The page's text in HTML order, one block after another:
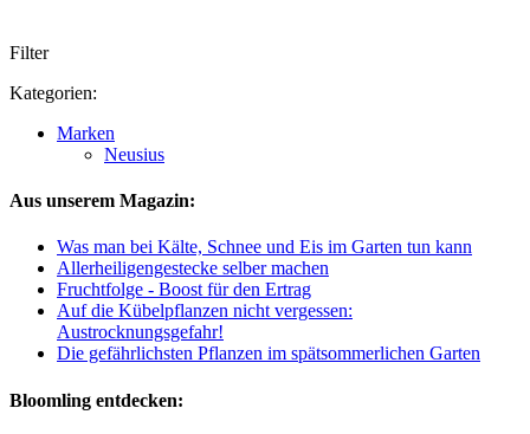
Filter
Kategorien:
Marken
Neusius
Aus unserem Magazin:
Was man bei Kälte, Schnee und Eis im Garten tun kann
Allerheiligengestecke selber machen
Fruchtfolge - Boost für den Ertrag
Auf die Kübelpflanzen nicht vergessen:
Austrocknungsgefahr!
Die gefährlichsten Pflanzen im spätsommerlichen Garten
Bloomling entdecken: